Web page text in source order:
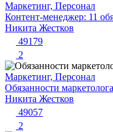
Маркетинг, Персонал
Контент-менеджер: 11
Никита Жестков
49179
2
Маркетинг, Персонал
Обязанности
Никита Жестков
49057
2